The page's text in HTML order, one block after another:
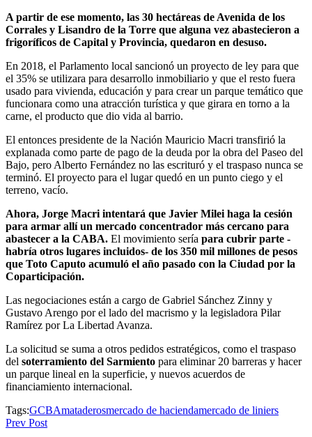
A partir de ese momento, las 30 hectáreas de Avenida de los
Corrales y Lisandro de la Torre que alguna vez abastecieron a
frigoríficos de Capital y Provincia, quedaron en desuso.
En 2018, el Parlamento local sancionó un proyecto de ley para que
el 35% se utilizara para desarrollo inmobiliario y que el resto fuera
usado para vivienda, educación y para crear un parque temático que
funcionara como una atracción turística y que girara en torno a la
carne, el producto que dio vida al barrio.
El entonces presidente de la Nación Mauricio Macri transfirió la
explanada como parte de pago de la deuda por la obra del Paseo del
Bajo, pero Alberto Fernández no las escrituró y el traspaso nunca se
terminó. El proyecto para el lugar quedó en un punto ciego y el
terreno, vacío.
Ahora, Jorge Macri intentará que Javier Milei haga la cesión
para armar allí un mercado concentrador más cercano para
abastecer a la CABA. El movimiento sería para cubrir parte -
habría otros lugares incluidos- de los 350 mil millones de pesos
que Toto Caputo acumuló el año pasado con la Ciudad por la
Coparticipación.
Las negociaciones están a cargo de Gabriel Sánchez Zinny y
Gustavo Arengo por el lado del macrismo y la legisladora Pilar
Ramírez por La Libertad Avanza.
La solicitud se suma a otros pedidos estratégicos, como el traspaso
del soterramiento del Sarmiento para eliminar 20 barreras y hacer
un parque lineal en la superficie, y nuevos acuerdos de
financiamiento internacional.
Tags:GCBAmataderosmercado de haciendamercado de liniers
Prev Post